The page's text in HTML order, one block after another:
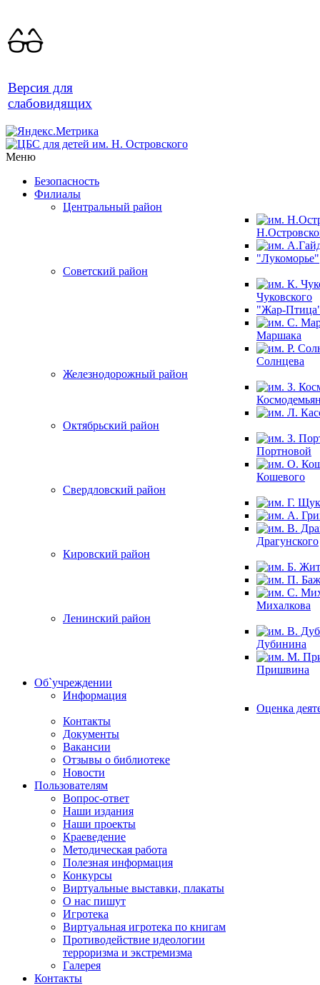
Версия для
слабовидящих
Меню
Безопасность
Филиалы
Центральный район
"Лукоморье"
Советский район
Чуковского
"Жар-
Маршака
Солнцева
Железнодорожный район
Октябрьский район
Портновой
Кошевого
Свердловский район
Драгунского
Кировский район
Михалкова
Ленинский район
Дубинина
Пришвина
Об`учреждении
Информация
Оценка
Контакты
Документы
Вакансии
Отзывы о библиотеке
Новости
Пользователям
Вопрос-ответ
Наши издания
Наши проекты
Краеведение
Методическая работа
Полезная информация
Конкурсы
Виртуальные выставки, плакаты
О нас пишут
Игротека
Виртуальная игротека по книгам
Противодействие идеологии
терроризма и экстремизма
Галерея
Контакты